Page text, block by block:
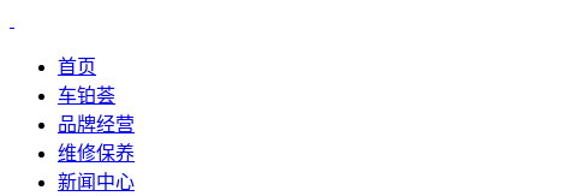
首页
车铂荟
品牌经营
维修保养
新闻中心